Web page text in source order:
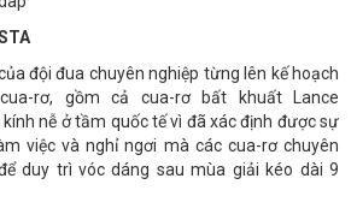
đội đua chuyên nghiệp từng lên kế hoạch
rơ, gồm cả cua-rơ bất khuất Lance
nễ ở tầm quốc tế vì đã xác định được sự
việc và nghỉ ngơi mà các cua-rơ chuyên
duy trì vóc dáng sau mùa giải kéo dài 9